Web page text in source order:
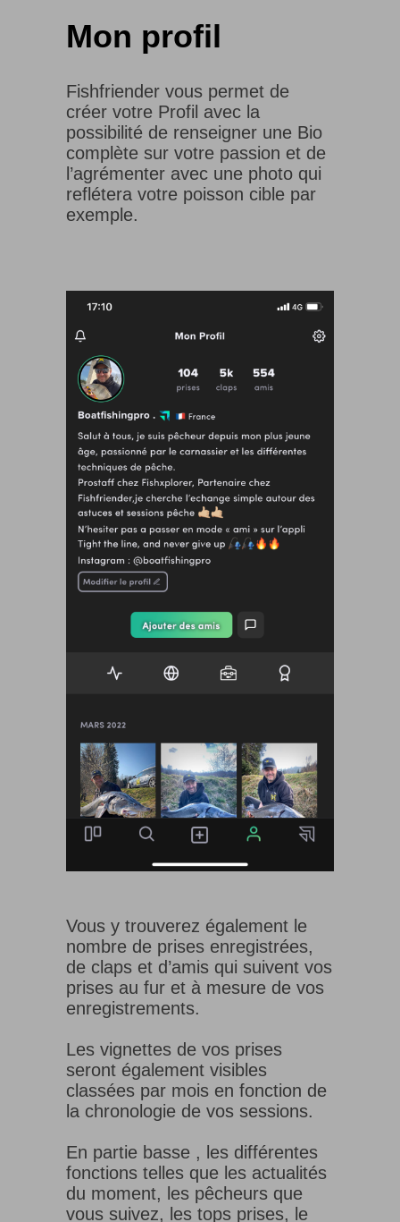
Mon profil
Fishfriender vous permet de
créer votre Profil avec la
possibilité de renseigner une Bio
complète sur votre passion et de
l’agrémenter avec une photo qui
reflétera votre poisson cible par
exemple.
Vous y trouverez également le
nombre de prises enregistrées,
de claps et d’amis qui suivent vos
prises au fur et à mesure de vos
enregistrements.
Les vignettes de vos prises
seront également visibles
classées par mois en fonction de
la chronologie de vos sessions.
En partie basse , les différentes
fonctions telles que les actualités
du moment, les pêcheurs que
vous suivez, les tops prises, le